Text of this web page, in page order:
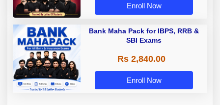
Enroll Now
Bank Maha Pack for IBPS, RRB &
SBI Exams
Rs 2,840.00
Enroll Now